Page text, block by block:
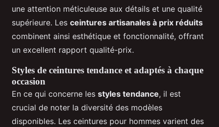
une attention méticuleuse aux détails et une qualité
supérieure. Les ceintures artisanales à prix réduits
combinent ainsi esthétique et fonctionnalité, offrant
un excellent rapport qualité-prix.
Styles de ceintures tendance et adaptés à chaque
occasion
En ce qui concerne les styles tendance, il est
crucial de noter la diversité des modèles
disponibles. Les ceintures pour hommes varient des